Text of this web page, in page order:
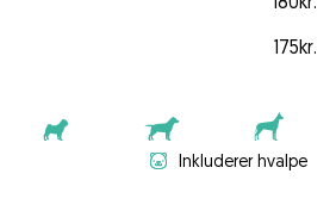
175kr.
Inkluderer hvalpe